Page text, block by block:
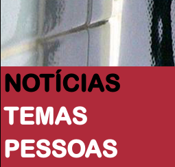
NOTÍCIAS
TEMAS
PESSOAS